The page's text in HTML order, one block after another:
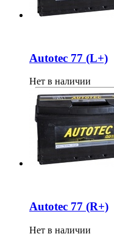
Autotec 77 (L+)
Нет в наличии
Autotec 77 (R+)
Нет в наличии